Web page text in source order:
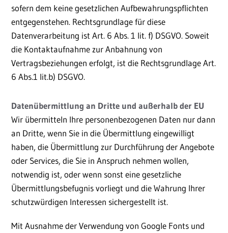
sofern dem keine gesetzlichen Aufbewahrungspflichten
entgegenstehen. Rechtsgrundlage für diese
Datenverarbeitung ist Art. 6 Abs. 1 lit. f) DSGVO. Soweit
die Kontaktaufnahme zur Anbahnung von
Vertragsbeziehungen erfolgt, ist die Rechtsgrundlage Art.
6 Abs.1 lit.b) DSGVO.
Datenübermittlung an Dritte und außerhalb der EU
Wir übermitteln Ihre personenbezogenen Daten nur dann
an Dritte, wenn Sie in die Übermittlung eingewilligt
haben, die Übermittlung zur Durchführung der Angebote
oder Services, die Sie in Anspruch nehmen wollen,
notwendig ist, oder wenn sonst eine gesetzliche
Übermittlungsbefugnis vorliegt und die Wahrung Ihrer
schutzwürdigen Interessen sichergestellt ist.
Mit Ausnahme der Verwendung von Google Fonts und